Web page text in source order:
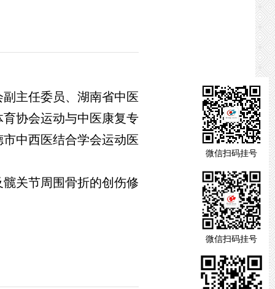
主任委员、湖南省中医
协会运动与中医康复专
中西医结合学会运动医
关节周围骨折的创伤修
微信扫码挂号
微信扫码挂号